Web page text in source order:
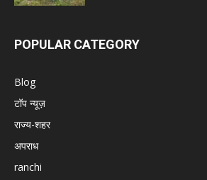
POPULAR CATEGORY
Blog
टॉप न्यूज़
राज्य-शहर
अपराध
ranchi